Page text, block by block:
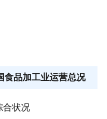
品加工业运营总况
合状况